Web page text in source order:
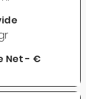
Net - €